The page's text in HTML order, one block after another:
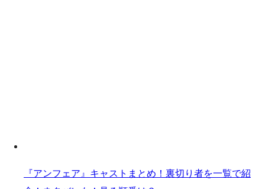
『アンフェア』キャストまとめ！裏切り者を一覧で紹